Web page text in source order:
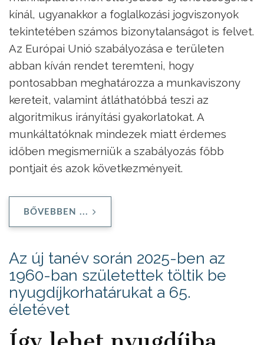
kínál, ugyanakkor a foglalkozási jogviszonyok
tekintetében számos bizonytalanságot is felvet.
Az Európai Unió szabályozása e területen
abban kíván rendet teremteni, hogy
pontosabban meghatározza a munkaviszony
kereteit, valamint átláthatóbbá teszi az
algoritmikus irányítási gyakorlatokat. A
munkáltatóknak mindezek miatt érdemes
időben megismerniük a szabályozás főbb
pontjait és azok következményeit.
BŐVEBBEN ...
Az új tanév során 2025-ben az
1960-ban születettek töltik be
nyugdíjkorhatárukat a 65.
életévet